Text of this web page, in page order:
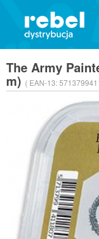
The Army
m) ( EAN-13: